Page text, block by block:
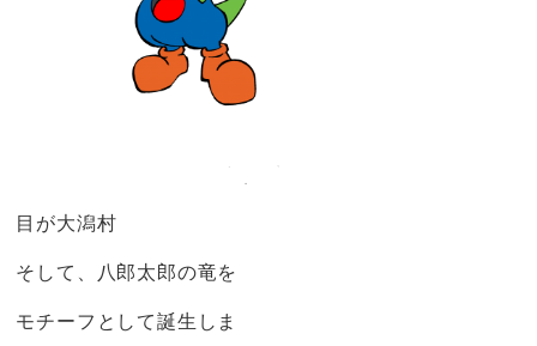
目が大潟村
そして、八郎太郎の竜を
モチーフとして誕生しま